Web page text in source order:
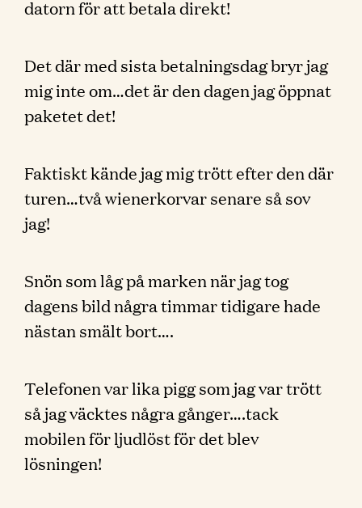
datorn för att betala direkt!
Det där med sista betalningsdag bryr jag
mig inte om…det är den dagen jag öppnat
paketet det!
Faktiskt kände jag mig trött efter den där
turen…två wienerkorvar senare så sov
jag!
Snön som låg på marken när jag tog
dagens bild några timmar tidigare hade
nästan smält bort….
Telefonen var lika pigg som jag var trött
så jag väcktes några gånger….tack
mobilen för ljudlöst för det blev
lösningen!